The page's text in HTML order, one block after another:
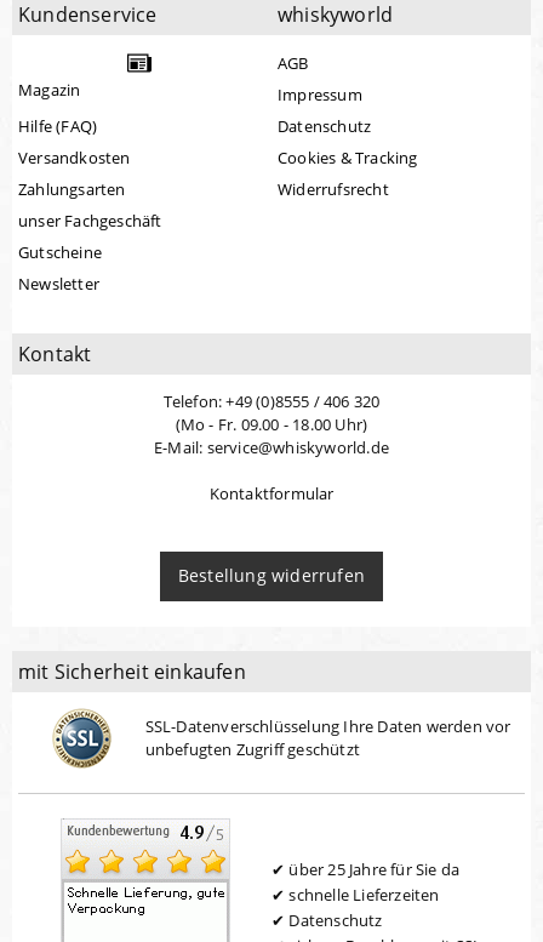
Kundenservice
Magazin
Hilfe (FAQ)
Versandkosten
Zahlungsarten
unser Fachgeschäft
Gutscheine
Newsletter
whiskyworld
AGB
Impressum
Datenschutz
Cookies & Tracking
Widerrufsrecht
Kontakt
Telefon: +49 (0)8555 / 406 320
(Mo - Fr. 09.00 - 18.00 Uhr)
E-Mail: service@whiskyworld.de
Kontaktformular
Bestellung widerrufen
mit Sicherheit einkaufen
SSL-Datenverschlüsselung Ihre Daten werden vor
unbefugten Zugriff geschützt
über 25 Jahre für Sie da
schnelle Lieferzeiten
Datenschutz